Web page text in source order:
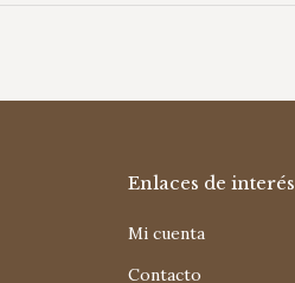
Enlaces de interés
Mi cuenta
Contacto